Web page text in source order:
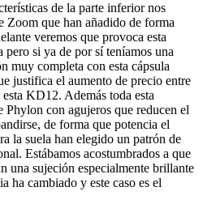
de la parte inferior nos
Zoom que han añadido de forma
veremos que provoca esta
pero si ya de por sí teníamos una
muy completa con esta cápsula
justifica el aumento de precio entre
KD12. Además toda esta
con agujeros que reducen el
de forma que potencia el
la suela han elegido un patrón de
Estábamos acostumbrados a que
una sujeción especialmente brillante
ha cambiado y este caso es el